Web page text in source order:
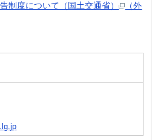
制度について（国土交通省）
（外